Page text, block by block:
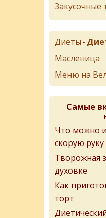
Закусочные
Диеты •
Масленица
Меню на
Самые
Что можно
скорую руку
Творожная
духовке
Как
торт